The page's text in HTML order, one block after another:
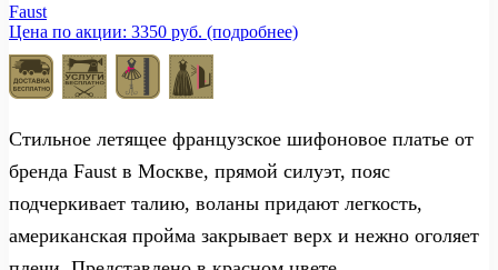
Faust
Цена по акции: 3350 руб. (подробнее)
Стильное летящее французское шифоновое платье от
бренда Faust в Москве, прямой силуэт, пояс
подчеркивает талию, воланы придают легкость,
американская пройма закрывает верх и нежно оголяет